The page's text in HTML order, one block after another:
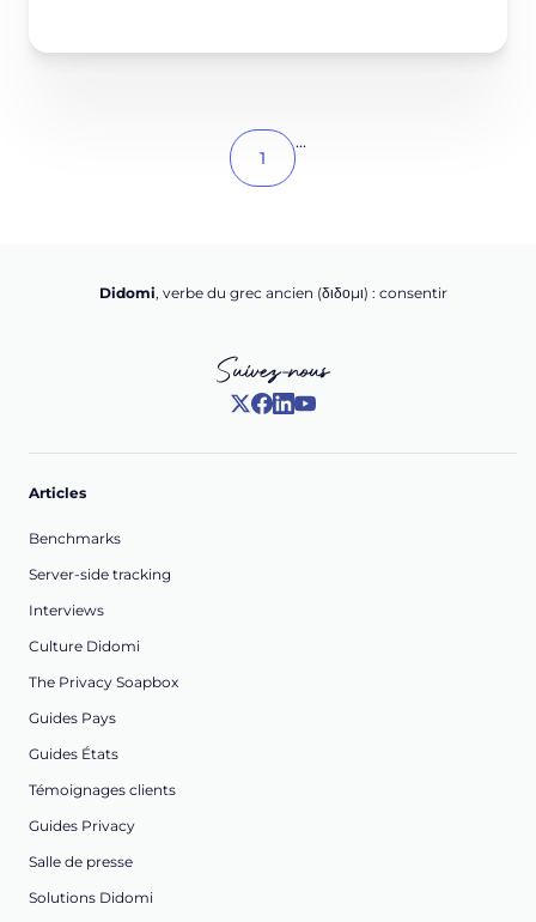
1
...
Didomi, verbe du grec ancien (δ‌‌ιδο‌μι) : consentir
Suivez-nous
Articles
Benchmarks
Server-side tracking
Interviews
Culture Didomi
The Privacy Soapbox
Guides Pays
Guides États
Témoignages clients
Guides Privacy
Salle de presse
Solutions Didomi